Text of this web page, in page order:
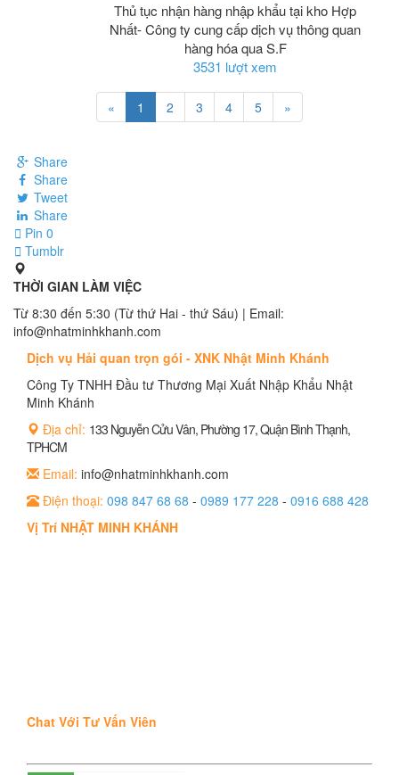
Thủ tục nhận hàng nhập khẩu tại kho Hợp
Nhất- Công ty cung cấp dịch vụ thông quan
hàng hóa qua S.F
3531 lượt xem
« 1 2 3 4 5 »
Share
Share
Tweet
Share
Pin 0
Tumblr
THỜI GIAN LÀM VIỆC
Từ 8:30 đến 5:30 (Từ thứ Hai - thứ Sáu) | Email:
info@nhatminhkhanh.com
Dịch vụ Hải quan trọn gói - XNK Nhật Minh Khánh
Công Ty TNHH Đầu tư Thương Mại Xuất Nhập Khẩu Nhật
Minh Khánh
Địa chỉ: 133 Nguyễn Cửu Vân, Phường 17, Quận Bình Thạnh,
TPHCM
Email: info@nhatminhkhanh.com
Điện thoại: 098 847 68 68 - 0989 177 228 - 0916 688 428
Vị Trí NHẬT MINH KHÁNH
Chat Với Tư Vấn Viên